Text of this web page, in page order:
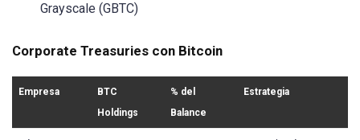
Grayscale (GBTC)
Corporate Treasuries con Bitcoin
Empresa
BTC
Holdings
% del
Balance
Estrategia